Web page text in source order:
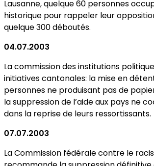
Lausanne, quelque 60 personnes
historique pour rappeler leur
quelque 300 déboutés.
04.07.2003
La commission des institutions
initiatives cantonales: la mise en
personnes ne produisant pas de
la suppression de l’aide aux pays ne
dans la reprise de leurs ressortissants.
07.07.2003
La Commission fédérale contre le